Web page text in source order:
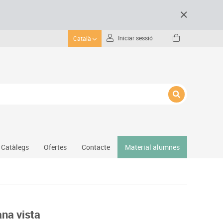
Català Iniciar sessió
Protecció esportiva
Catàlegs Ofertes Contacte Material alumnes
vista